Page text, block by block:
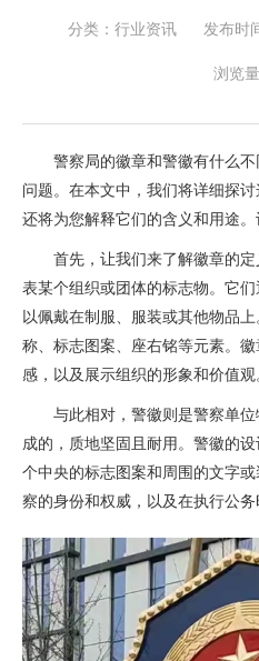
分类：行业资讯 发布时
浏览
警察局的徽章和警徽有什么
问题。在本文中，我们将详细探
还将为您解释它们的含义和用途。
首先，让我们来了解徽章的
表某个组织或团体的标志物。它
以佩戴在制服、服装或其他物品
称、标志图案、座右铭等元素。
感，以及展示组织的形象和价值观
与此相对，警徽则是警察单
成的，质地坚固且耐用。警徽的
个中央的标志图案和周围的文字
察的身份和权威，以及在执行公务